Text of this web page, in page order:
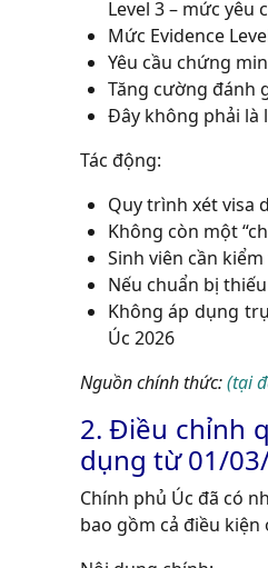
Level 3 – mức yêu
Mức Evidence
Yêu cầu chứng
Tăng cường đánh
Đây không phải là
Tác động:
Quy trình xét visa
Không còn một
Sinh viên cần
Nếu chuẩn bị
Không áp dụng
Úc 2026
Nguồn chính thức:(tại
2. Điều chỉnh
dụng từ 01/
Chính phủ Úc đã có
bao gồm cả điều kiện